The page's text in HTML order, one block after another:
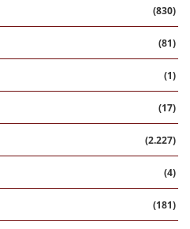
(830)
(81)
(1)
(17)
(2.227)
(4)
(181)